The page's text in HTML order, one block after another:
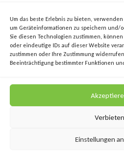
Um das beste Erlebnis zu bieten,
um Geräteinformationen zu speichern und/
Sie diesen Technologien zustimmen,
oder eindeutige IDs auf dieser Website
zustimmen oder Ihre Zustimmung
Beeinträchtigung bestimmter Funktionen
Verbieten
Einstellungen
Marktgasse 7,
+43 (3512)